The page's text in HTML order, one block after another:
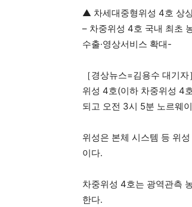
▲ 차세대중형위성 4호 상
– 차중위성 4호 국내 최초
수출·영상서비스 확대-
［경상뉴스=김용수 대기
위성 4호(이하 차중위성 4
되고 오전 3시 5분 노르웨
위성은 본체 시스템 등 위
이다.
차중위성 4호는 광역관측
한다.